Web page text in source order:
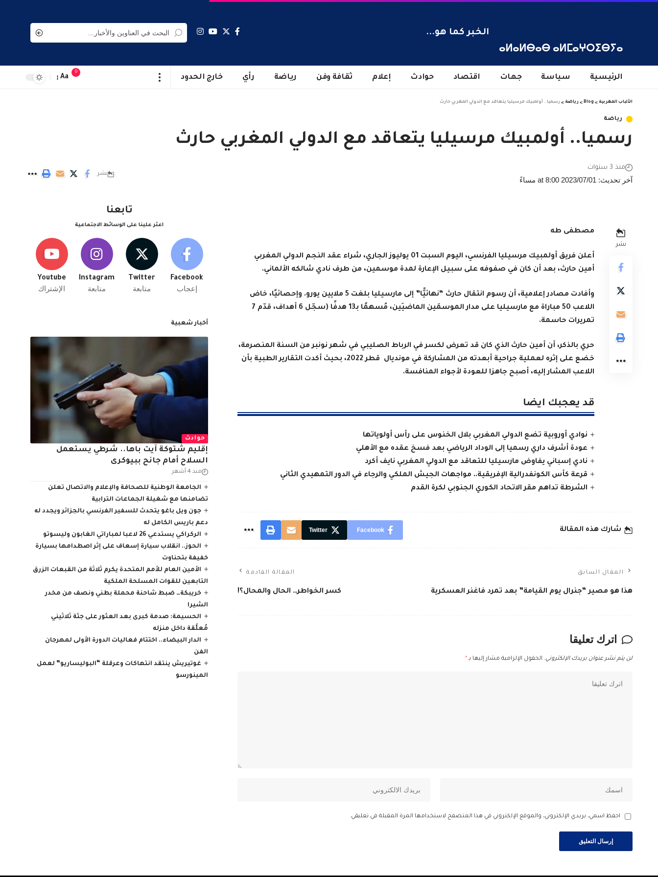
ⴰⵍⴰⵍⴱⴰⴱ ⴰⵍⵎⴰⵖⵔⵉⴱⵢⴰ
الخبر كما هو...
الرئيسية سياسة جهات اقتصاد حوادث إعلام ثقافة وفن رياضة رأي خارج الحدود
9
Aa
الألباب المغربية >
Blog
> رياضة > رسميا.. أولمبيك مرسيليا يتعاقد مع الدولي المغربي حارث
رياضة
رسميا.. أولمبيك مرسيليا يتعاقد مع الدولي المغربي حارث
آخر تحديث: 2023/07/01 at 8:00 مساءً
منذ 3 سنوات
نشر
نشر
مصطفى طه
أعلن فريق أولمبيك مرسيليا الفرنسي، اليوم السبت 01 يوليوز الجاري، شراء عقد النجم الدولي المغربي
أمين حارث، بعد أن كان في صفوفه على سبيل الإعارة لمدة موسمين، من طرف نادي شالكه الألماني.
وأفادت مصادر إعلامية
، أن رسوم انتقال حارث “نهائيًّا” إلى مارسيليا بلغت 5 ملايين يورو. وإحصائيًا، خاض
اللاعب 50 مباراة مع مارسيليا على مدار الموسمَين الماضيَين، مُسهمًا بـ13 هدفًا (سجّل 6 أهداف، قدّم 7
تمريرات حاسمة.
حري بالذكر، أن أمين حارث الذي كان قد تعرض لكسر في الرباط الصليبي في شهر نونبر من السنة المنصرمة،
خضع على إثره لعملية جراحية أبعدته من المشاركة في مونديال
قطر 2022، بحيث أكدت التقارير الطبية بأن
اللاعب المشار إليه، أصبح جاهزا للعودة لأجواء المنافسة.
قد يعجبك ايضا
نوادي أوروبية تضع الدولي المغربي بلال الخنوس على رأس أولوياتها
عودة أشرف داري رسميا إلى الوداد الرياضي بعد فسخ عقده مع الأهلي
نادي إسباني يفاوض مارسيليا للتعاقد مع الدولي المغربي نايف أكرد
قرعة كأس الكونفدرالية الإفريقية.. مواجهات الجيش الملكي والرجاء في الدور التمهيدي الثاني
الشرطة تداهم مقر الاتحاد الكوري الجنوبي لكرة القدم
شارك هذه المقالة Facebook
Twitter
المقال السابق
هذا هو مصير “جنرال يوم القيامة” بعد تمرد فاغنر العسكرية
المقالة القادمة
كسر الخواطر… الحال والمحال؟!
اترك تعليقا
لن يتم نشر عنوان بريدك الإلكتروني. الحقول الإلزامية مشار إليها بـ *
احفظ اسمي، بريدي الإلكتروني، والموقع الإلكتروني في هذا المتصفح لاستخدامها المرة المقبلة في تعليقي.
تابعنا
اعثر علينا على الوسائط الاجتماعية
Facebook
إعجاب
Twitter
متابعة
Instagram
متابعة
Youtube
الإشتراك
أخبار شعبية
حوادث
إقليم شتوكة آيت باها.. شرطي يستعمل
السلاح أمام جانح ببيوكرى
منذ 4 أشهر
الجامعة الوطنية للصحافة والإعلام والاتصال تعلن
تضامنها مع شغيلة الجماعات الترابية
جون ويل باغو يتحدث للسفير الفرنسي بالجزائر ويجدد له
دعم باريس الكامل له
الركراكي يستدعي 26 لاعبا لمباراتي الغابون وليسوتو
الحوز.. انقلاب سيارة إسعاف على إثر اصطدامها بسيارة
خفيفة بتحناوت
الأمين العام للأمم المتحدة يكرم ثلاثة من القبعات الزرق
التابعين للقوات المسلحة الملكية
خريبكة… ضبط شاحنة محملة بطني ونصف من مخدر
الشيرا
الحسيمة: صدمة كبرى بعد العثور على جثة ثلاثيني
مُعلَّقة داخل منزله
الدار البيضاء.. اختتام فعاليات الدورة الأولى لمهرجان
الفن
غوتيريش ينتقد انتهاكات وعرقلة “البوليساريو” لعمل
المينورسو